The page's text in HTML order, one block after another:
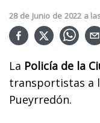
28 de Junio de 2022 a
La Policía de la
transportistas a
Pueyrredón.